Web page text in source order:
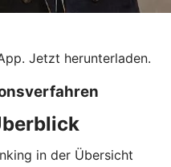
Jetzt herunterladen.
in der Übersicht